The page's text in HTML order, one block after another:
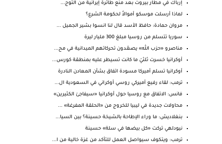
إرباك في مطار بيروت بعد منع طائرة إيرانية من التوج...
لماذا أرسلت موسكو أموالاً لحكومة الشرع؟
مروان حمادة: حافظ الأسد قال لنا انسوا بشير الجميل ...
سوريا تتسلم من روسيا مبلغ 300 مليار ليرة
مناصرو «حزب الله» يصعّدون تحركاتهم الميدانية في مح...
أوكرانيا خسرت ثلثيْ ما كانت تسيطر عليه بمنطقة كورس...
أوكرانيا تسلم أميركا مسودة اتفاق بشأن المعادن النادرة
ترمب: لقاء رفيع أميركي روسي أوكراني في السعودية ال...
فانس: الاتفاق مع روسيا حول أوكرانيا «سيفاجئ الكثيرين»
محاولات جديدة في ليبيا للخروج من «الحلقة المفرغة» ...
بنغلاديش: ما وراء الإطاحة بالشيخة حسينة؟ بين السيا...
نيودلهي تركت «كل بيضها في سلة» حسينة
ترمب: ويتكوف سيواصل العمل للتأكد من غزة خالية من ا...